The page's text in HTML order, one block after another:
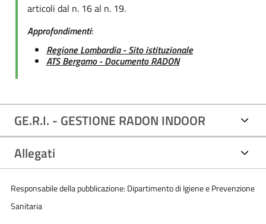
articoli dal n. 16 al n. 19.
Approfondimenti:
Regione Lombardia - Sito istituzionale
ATS Bergamo - Documento RADON
GE.R.I. - GESTIONE RADON INDOOR
Allegati
Responsabile della pubblicazione: Dipartimento di Igiene e Prevenzione
Sanitaria